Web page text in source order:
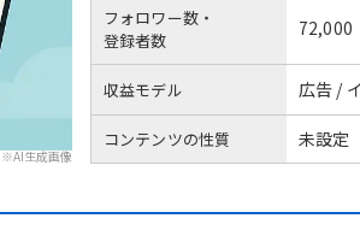
※AI生成画像
フォロワー数・
登録者数
72,000
収益モデル 広告 /
コンテンツの性質 未設定